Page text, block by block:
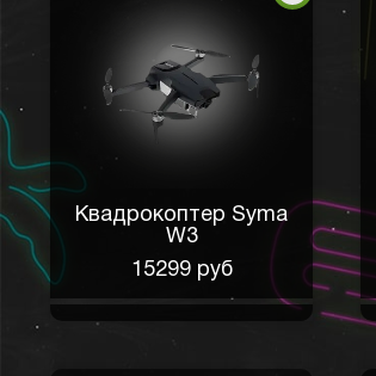
Квадрокоптер Syma
W3
15299 руб